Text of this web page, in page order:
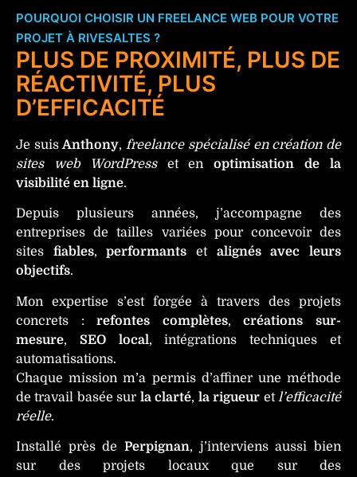
POURQUOI CHOISIR UN FREELANCE WEB POUR VOTRE
PROJET À RIVESALTES ?
PLUS DE PROXIMITÉ, PLUS DE
RÉACTIVITÉ, PLUS
D’EFFICACITÉ
Je suisAnthony,freelance spécialisé en création de
sites web WordPresset enoptimisation de la
visibilité en ligne.
Depuis plusieurs années, j’accompagne des
entreprises de tailles variées pour concevoir des
sites fiables,performants et alignés avec leurs
objectifs.
Mon expertise s’est forgée à travers des projets
concrets :refontes complètes,créations sur-
mesure, SEO local, intégrations techniques et
automatisations.
Chaque mission m’a permis d’affiner une méthode
de travail basée sur la clarté, la rigueur etl’efficacité
réelle.
Installé près de Perpignan, j’interviens aussi bien
sur des projets locaux que sur des